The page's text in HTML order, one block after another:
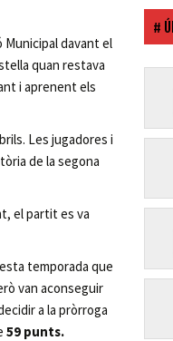
Municipal davant el
quan restava
i aprenent els
Les jugadores i
de la segona
el partit es va
temporada que
van aconseguir
a la pròrroga
59 punts.